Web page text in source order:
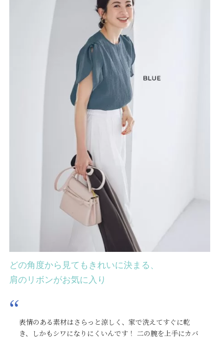
どの角度から見てもきれいに決まる、
肩のリボンがお気に入り
表情のある素材はさらっと涼しく、家で洗えてすぐに乾
き、しかもシワになりにくいんです！ 二の腕を上手にカバ